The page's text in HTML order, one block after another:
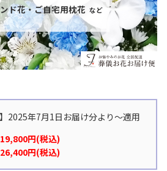
ド花・ご自宅用枕花 など
】2025年7月1日お届け分より〜適用
19,800円(税込)
26,400円(税込)